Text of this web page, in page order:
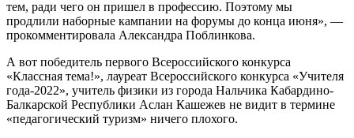
тем, ради чего он пришел в профессию. Поэтому мы
продлили наборные кампании на форумы до конца июня», —
прокомментировала Александра Поблинкова.
А вот победитель первого Всероссийского конкурса
«Классная тема!», лауреат Всероссийского конкурса «Учителя
года-2022», учитель физики из города Нальчика Кабардино-
Балкарской Республики Аслан Кашежев не видит в термине
«педагогический туризм» ничего плохого.